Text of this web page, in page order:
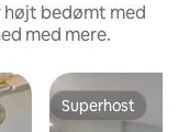
højt bedømt med
med mere.
Superhost
Superhost